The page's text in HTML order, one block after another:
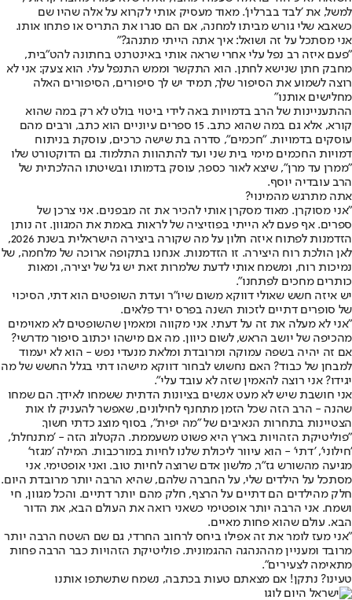
למשל, את 'לבד בברלין'. מאוד מעסיק אותי לקרוא על אלה שהיו שם
כשאבא שלי גורש מביתו למחנה, אם הם סגרו את התריס או פתחו אותו.
אני מסתכל על זה ושואל: איך אתה הייתי מתנהג?"
"פעם איזה רב נפל עלי אחרי שראה אותי באינטרנט בחתונה להט"בית,
מחבק חתן שנישא לחתן. הוא התקשר וממש התנפל עלי. הוא צעק: אני לא
רוצה לשמוע את הסיפור שלך, תמיד יש לך סיפורים, הסיפורים האלה
מחלישים אותנו"
ההתעניינות של הרב בדמויות באה לידי ביטוי בולט לא רק במה שהוא
קורא, אלא גם במה שהוא כתב. 15 ספרים עיוניים הוא כתב, ורבים מהם
עוסקים בדמויות. "חכמים", סדרה בת שישה כרכים, עוסקת בניתוח
דמויות החכמים מימי בית שני ועד להתהוות התלמוד. גם הדוקטורט שלו
"ממרן עד מרן", שיצא לאור כספר, עוסק בדמותו ובשיטתו ההלכתית של
הרב עובדיה יוסף.
אתה מתרגש מהמינוי?
"אני מסוקרן. מאוד מסקרן אותי להכיר את זה מבפנים. אני צרכן של
ספרים. אף פעם לא הייתי בפוזיציה של לראות באמת את המגוון. זה נותן
הזדמנות לפתוח איזה חלון על מה שקורה ביצירה הישראלית בשנת 2026,
לאן הולכת רוח היצירה. זו הזדמנות. אנחנו בתקופה ארוכה של מלחמה, של
נמיכות רוח, ומשמח אותי לדעת שלמרות זאת יש גל של יצירה, ומאות
כותרים מחכים לפתחנו".
יש איזה חשש שאולי דווקא משום שיו"ר ועדת השופטים הוא דתי, הסיכוי
של סופרים דתיים לזכות השנה בפרס ירד פלאים.
"אני לא מעלה את זה על דעתי. אני מקווה ומאמין שהשופטים לא מאוימים
מהכיפה של יושב הראש, לשום כיוון. מה אם מישהו יכתוב סיפור מדרשי?
אם זה יהיה בשפה עמוקה ומרובדת ומלאת מנעדי נפש - הוא לא יעמוד
למבחן של כבוד? האם נחשוש לבחור דווקא מישהו דתי בגלל החשש של מה
יגידו? אני רוצה להאמין שזה לא עובד עלי".
אני חושבת שיש לא מעט אנשים בציונות הדתית ששמחו לאידך. הם שמחו
שהנה - הרב הזה שכל הזמן מתחנף לחילונים, שאפשר להעניק לו אות
הצטיינות בתחרות הנאיבים של "מה יפית", בסוף מוצג כדתי חשוך.
"פוליטיקת הזהויות בארץ היא פשוט משעממת. הקטלוג הזה - 'מתנחלת',
'חילוני', 'דתי' - הוא עיוור ליכולת שלנו לחיות במורכבות. המילה 'מגזר'
מגיעה מהשורש גז"ר, מלשון אדם שרוצה לחיות טוב. ואני אופטימי. אני
מסתכל על הילדים שלי, על החברה שלהם, שהיא הרבה יותר מרובדת היום.
חלק מהילדים הם דתיים על הרצף, חלק מהם יותר דתיים. והכל מגוון, חי
ושמח. אני הרבה יותר אופטימי כשאני רואה את העולם הבא, את הדור
הבא. עולם שהוא פחות מאיים.
"אני מעז לומר את זה אפילו ביחס לרחוב החרדי, גם שם השטח הרבה יותר
מרובד ומעניין מההנהגה ההגמונית. פוליטיקת הזהויות כבר הרבה פחות
מתאימה לצעירים".
טעינו? נתקן! אם מצאתם טעות בכתבה, נשמח שתשתפו אותנו